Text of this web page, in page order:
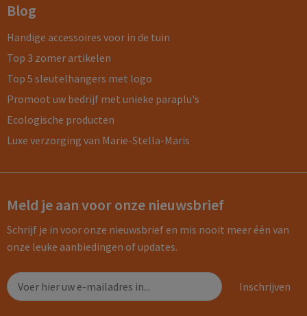
Blog
Handige accessoires voor in de tuin
Top 3 zomer artikelen
Top 5 sleutelhangers met logo
Promoot uw bedrijf met unieke paraplu's
Ecologische producten
Luxe verzorging van Marie-Stella-Maris
Meld je aan voor onze nieuwsbrief
Schrijf je in voor onze nieuwsbrief en mis nooit meer één van
onze leuke aanbiedingen of updates.